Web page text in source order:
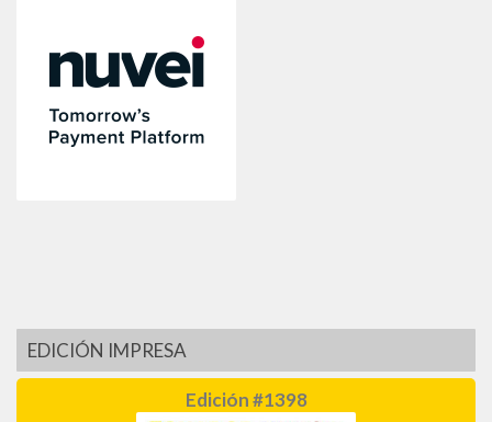
EDICIÓN IMPRESA
Edición #1398